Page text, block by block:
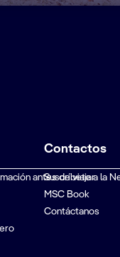
antes de viajar
Contactos
Suscríbete a la
MSC Book
Contáctanos